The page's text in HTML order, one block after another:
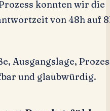
konnten wir die
von 48h auf
Ausgangslage,
und glaubwürdig.